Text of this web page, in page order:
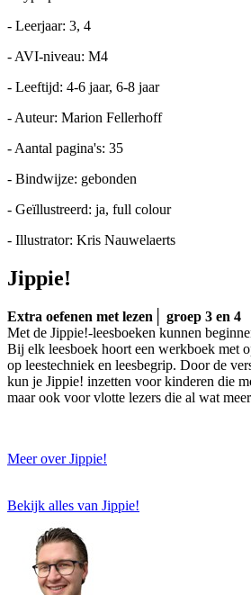
- Leerjaar: 3, 4
- AVI-niveau: M4
- Leeftijd: 4-6 jaar, 6-8 jaar
- Auteur: Marion Fellerhoff
- Aantal pagina's: 35
- Bindwijze: gebonden
- Geïllustreerd: ja, full colour
- Illustrator: Kris Nauwelaerts
Jippie!
Extra oefenen met lezen│ groep 3 en 4
Met de Jippie!-leesboeken kunnen
Bij elk leesboek hoort een werkboek met
op leestechniek en leesbegrip. Door de
kun je Jippie! inzetten voor kinderen die
maar ook voor vlotte lezers die al wat
Meer over Jippie!
Bekijk alles van Jippie!